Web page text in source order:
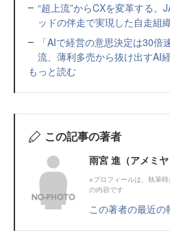
“超上流”からCXを変革する。
ッドの伴走で実現した自走組
「AIで経営の意思決定は30
流、薄利多売から抜け出すAI
もっと読む
この記事の著者
雨宮 進（アメミヤ
※プロフィールは、執筆
の内容です
この著者の最近の